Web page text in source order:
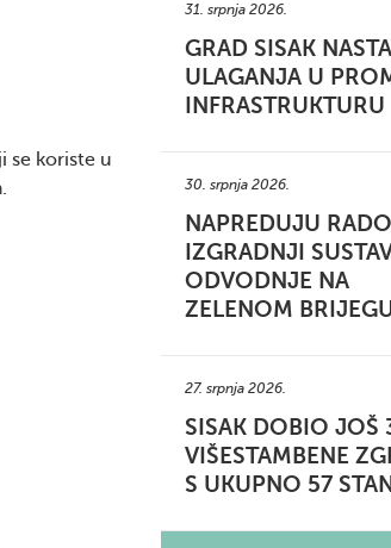
se koriste u
31. srpnja 2026.
GRAD SISAK
ULAGANJA U
INFRASTRUKTURU
30. srpnja 2026.
NAPREDUJU
IZGRADNJI
ODVODNJE NA
ZELENOM
27. srpnja 2026.
SISAK DOBIO JOŠ
VIŠESTAMBENE
S UKUPNO 57